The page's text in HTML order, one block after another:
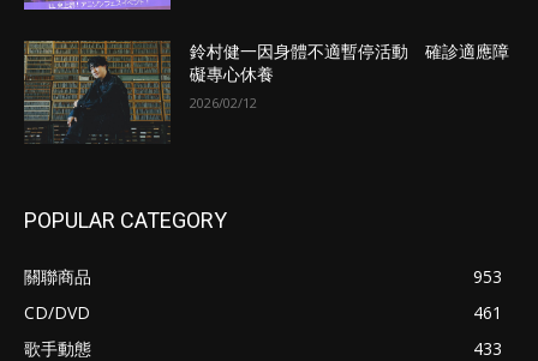
鈴村健一因身體不適暫停活動 確診適應障
礙專心休養
2026/02/12
POPULAR CATEGORY
關聯商品
953
CD/DVD
461
歌手動態
433